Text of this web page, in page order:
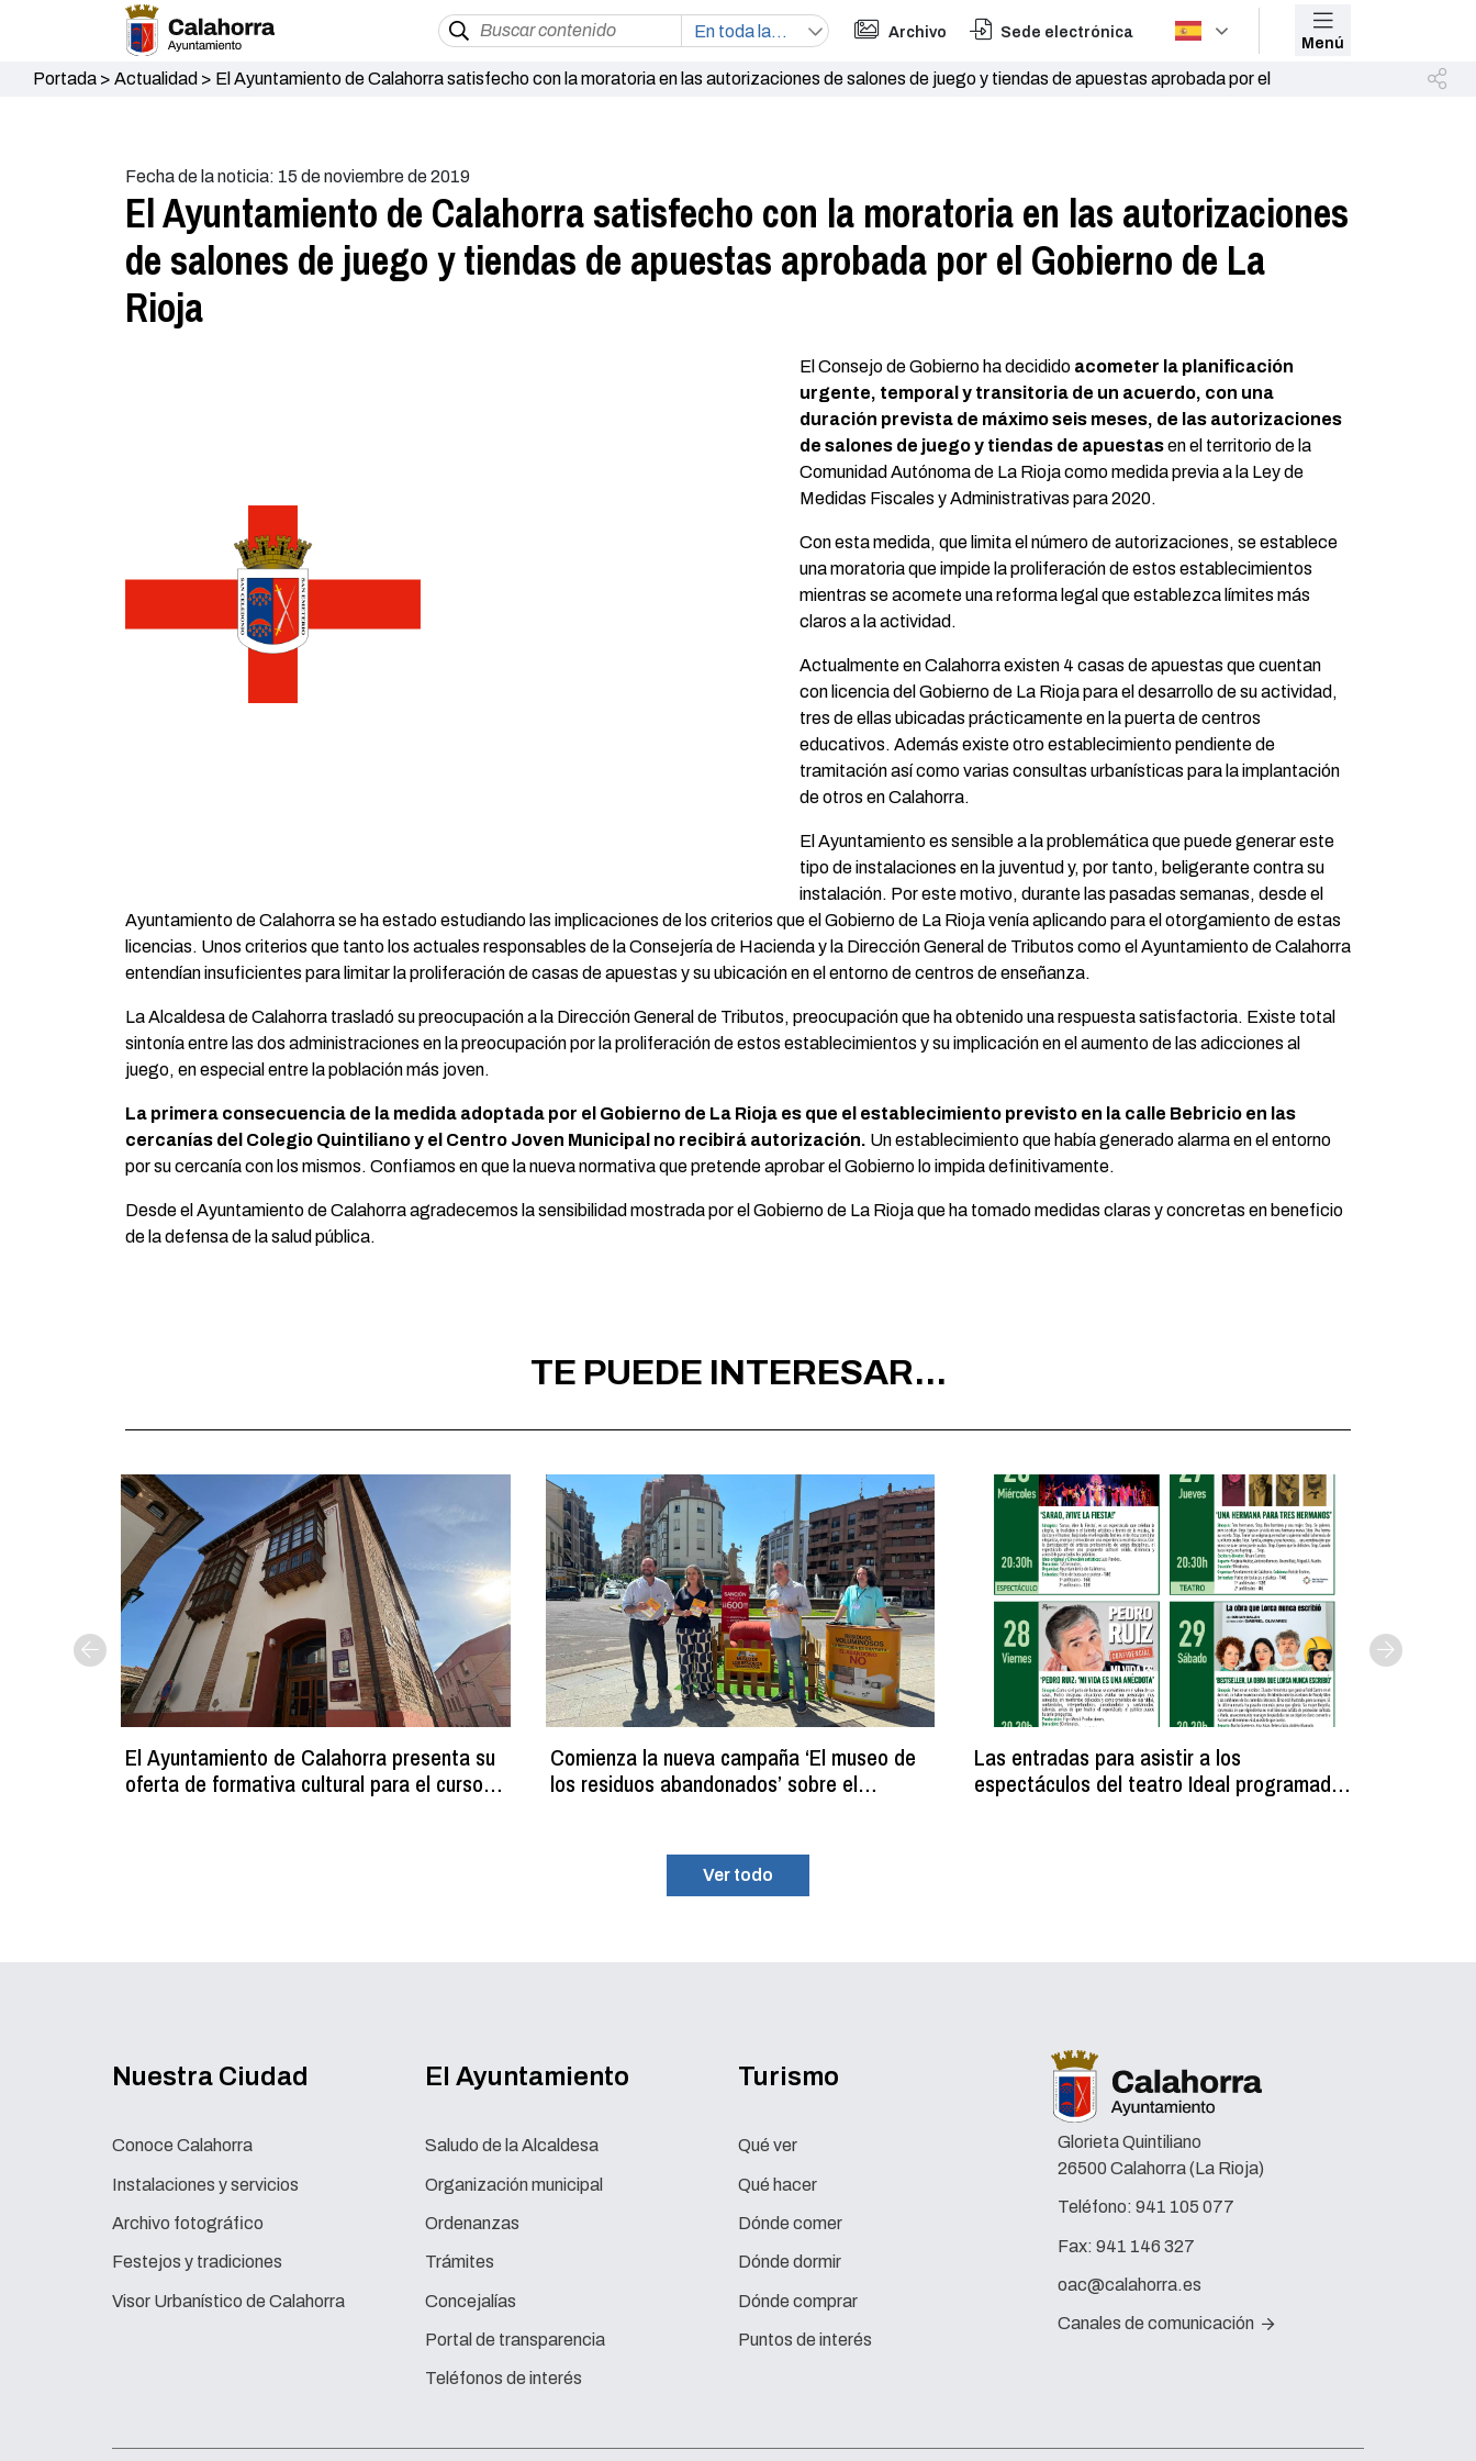
Archivo Sede electrónica
Menú
Portada> Actualidad > El Ayuntamiento de Calahorra satisfecho con la moratoria en las autorizaciones de salones de juego y tiendas de apuestas aprobada por el
Fecha de la noticia: 15 de noviembre de 2019
El Ayuntamiento de Calahorra satisfecho con la moratoria en las autorizaciones
de salones de juego y tiendas de apuestas aprobada por el Gobierno de La
Rioja
El Consejo de Gobierno ha decididoacometer la planificación
urgente, temporal y transitoria de un acuerdo, con una
duración prevista de máximo seis meses, de las autorizaciones
de salones de juego y tiendas de apuestasen el territorio de la
Comunidad Autónoma de La Rioja como medida previa a la Ley de
Medidas Fiscales y Administrativas para 2020.
Con esta medida, que limita el número de autorizaciones, se establece
una moratoria que impide la proliferación de estos establecimientos
mientras se acomete una reforma legal que establezca límites más
claros a la actividad.
Actualmente en Calahorra existen 4 casas de apuestas que cuentan
con licencia del Gobierno de La Rioja para el desarrollo de su actividad,
tres de ellas ubicadas prácticamente en la puerta de centros
educativos. Además existe otro establecimiento pendiente de
tramitación así como varias consultas urbanísticas para la implantación
de otros en Calahorra.
El Ayuntamiento es sensible a la problemática que puede generar este
tipo de instalaciones en la juventud y, por tanto, beligerante contra su
instalación. Por este motivo, durante las pasadas semanas, desde el
Ayuntamiento de Calahorra se ha estado estudiando las implicaciones de los criterios que el Gobierno de La Rioja venía aplicando para el otorgamiento de estas
licencias. Unos criterios que tanto los actuales responsables de la Consejería de Hacienda y la Dirección General de Tributos como el Ayuntamiento de Calahorra
entendían insuficientes para limitar la proliferación de casas de apuestas y su ubicación en el entorno de centros de enseñanza.
La Alcaldesa de Calahorra trasladó su preocupación a la Dirección General de Tributos, preocupación que ha obtenido una respuesta satisfactoria. Existe total
sintonía entre las dos administraciones en la preocupación por la proliferación de estos establecimientos y su implicación en el aumento de las adicciones al
juego, en especial entre la población más joven.
La primera consecuencia de la medida adoptada por el Gobierno de La Rioja es que el establecimiento previsto en la calle Bebricio en las
cercanías del Colegio Quintiliano y el Centro Joven Municipal no recibirá autorización. Un establecimiento que había generado alarma en el entorno
por su cercanía con los mismos. Confiamos en que la nueva normativa que pretende aprobar el Gobierno lo impida definitivamente.
Desde el Ayuntamiento de Calahorra agradecemos la sensibilidad mostrada por el Gobierno de La Rioja que ha tomado medidas claras y concretas en beneficio
de la defensa de la salud pública.
TE PUEDE INTERESAR...
El Ayuntamiento de Calahorra presenta su
oferta de formativa cultural para el curso
Comienza la nueva campaña ‘El museo de
los residuos abandonados’ sobre el
Las entradas para asistir a los
espectáculos del teatro Ideal programados
Ver todo
Nuestra Ciudad
Conoce Calahorra
Instalaciones y servicios
Archivo fotográfico
Festejos y tradiciones
Visor Urbanístico de Calahorra
El Ayuntamiento
Saludo de la Alcaldesa
Organización municipal
Ordenanzas
Trámites
Concejalías
Portal de transparencia
Teléfonos de interés
Turismo
Qué ver
Qué hacer
Dónde comer
Dónde dormir
Dónde comprar
Puntos de interés
Glorieta Quintiliano
26500 Calahorra (La Rioja)
Teléfono: 941 105 077
Fax: 941 146 327
oac@calahorra.es
Canales de comunicación